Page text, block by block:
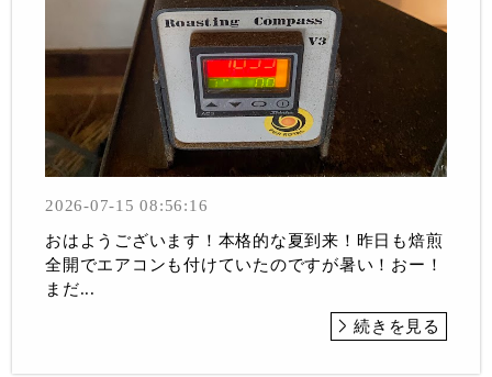
2026-07-15 08:56:16
おはようございます！本格的な夏到来！昨日も焙煎
全開でエアコンも付けていたのですが暑い！おー！
まだ...
続きを見る